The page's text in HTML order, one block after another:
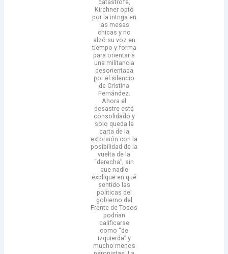
catástrofe,
Kirchner optó
por la intriga en
las mesas
chicas y no
alzó su voz en
tiempo y forma
para orientar a
una militancia
desorientada
por el silencio
de Cristina
Fernández.
Ahora el
desastre está
consolidado y
solo queda la
carta de la
extorsión con la
posibilidad de la
vuelta de la
“derecha”, sin
que nadie
explique en qué
sentido las
políticas del
gobierno del
Frente de Todos
podrían
calificarse
como “de
izquierda” y
mucho menos